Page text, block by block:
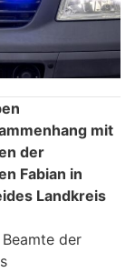
mit
der
Fabian in
Landkreis
der